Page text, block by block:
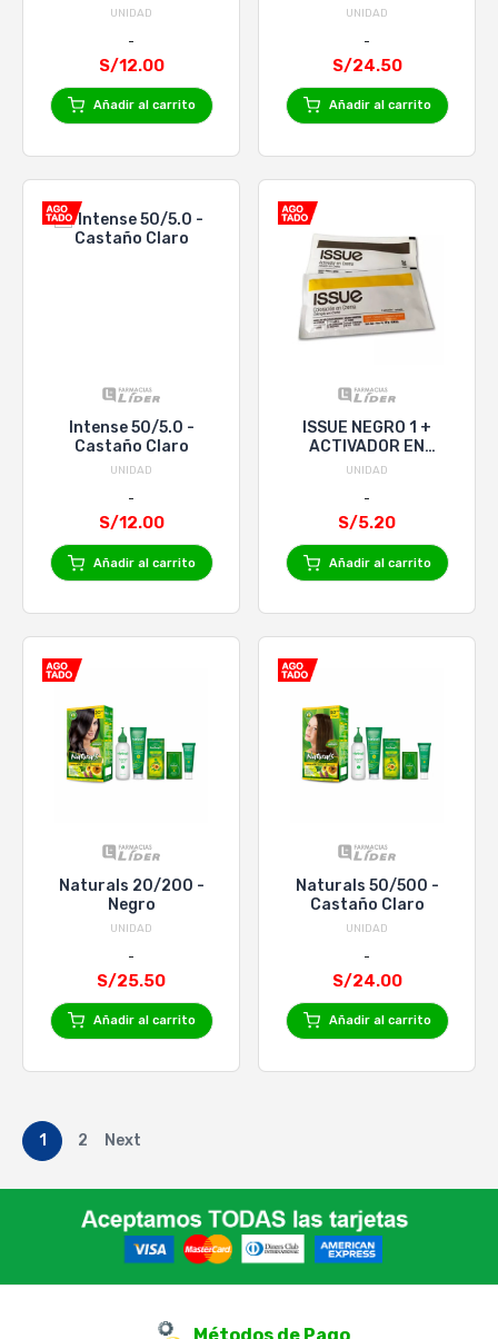
UNIDAD
S/12.00
Añadir al carrito
UNIDAD
S/24.50
Añadir al carrito
Intense 50/5.0 -
Castaño Claro
UNIDAD
S/12.00
Añadir al carrito
ISSUE NEGRO 1 +
ACTIVADOR EN
CREMA x 20 VOL
UNIDAD
S/5.20
Añadir al carrito
Naturals 20/200 -
Negro
UNIDAD
S/25.50
Añadir al carrito
Naturals 50/500 -
Castaño Claro
UNIDAD
S/24.00
Añadir al carrito
1 2 Next
Métodos de Pago